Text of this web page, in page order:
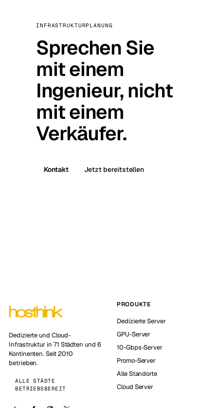
INFRASTRUKTURPLANUNG
Sprechen Sie
mit einem
Ingenieur, nicht
mit einem
Verkäufer.
Kontakt Jetzt bereitstellen
Dedizierte und Cloud-
Infrastruktur in 71 Städten und 6
Kontinenten. Seit 2010
betrieben.
ALLE STÄDTE
BETRIEBSBEREIT
PRODUKTE
Dedizierte Server
GPU-Server
10-Gbps-Server
Promo-Server
Alle Standorte
Cloud Server